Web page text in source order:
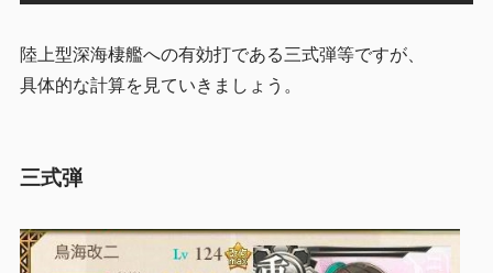
陸上型深海棲艦への有効打である三式弾等ですが、
具体的な計算を見ていきましょう。
三式弾